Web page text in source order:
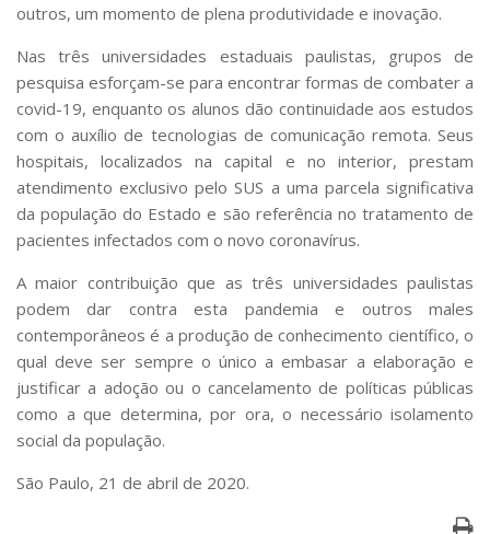
outros, um momento de plena produtividade e inovação.
Nas três universidades estaduais paulistas, grupos de
pesquisa esforçam-se para encontrar formas de combater a
covid-19, enquanto os alunos dão continuidade aos estudos
com o auxílio de tecnologias de comunicação remota. Seus
hospitais, localizados na capital e no interior, prestam
atendimento exclusivo pelo SUS a uma parcela significativa
da população do Estado e são referência no tratamento de
pacientes infectados com o novo coronavírus.
A maior contribuição que as três universidades paulistas
podem dar contra esta pandemia e outros males
contemporâneos é a produção de conhecimento científico, o
qual deve ser sempre o único a embasar a elaboração e
justificar a adoção ou o cancelamento de políticas públicas
como a que determina, por ora, o necessário isolamento
social da população.
São Paulo, 21 de abril de 2020.